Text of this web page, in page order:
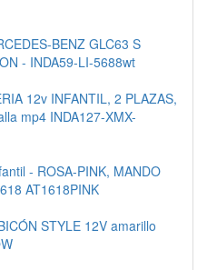
BENZ GLC63 S
- INDA59-LI-5688wt
12v INFANTIL, 2 PLAZAS,
mp4 INDA127-XMX-
- ROSA-PINK, MANDO
AT1618PINK
STYLE 12V amarillo